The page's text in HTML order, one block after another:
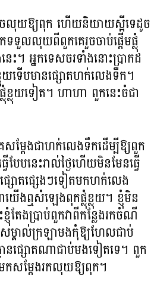
ចលុយឱ្យពុក ហើយនិយាយស្អីទេដូច
ទួលលុយពីពួកគេរួចចាប់ផ្តើមផ្លុំ
។ អ្នកទេសចរទាំងនោះប្រាកដ
យទើបមានផ្សោតហក់លេងទឹក។
ខ្លុយទៀត។ ហាហា ពួកនេះចំជា
ម្តែងជាហក់លេងទឹកដើម្បីឱ្យពួក
បែបនេះរាល់ថ្ងៃហើយមិនមែនធ្វើ
ផ្សោតផ្សេងៗទៀតមកហក់លេង
ើងឮសំឡេងពុកផ្លុំខ្លុយ។ ខ្ញុំមិន
តែងប្រាប់ពួកវាពីកន្លែងរកចំណី
ម្គាល់ក្រឡាមងកុំឱ្យហែលជាប់
ានផ្សោតណាជាប់មងទៀតទេ។ ពួក
កសម្តែងរកលុយឱ្យពុក។